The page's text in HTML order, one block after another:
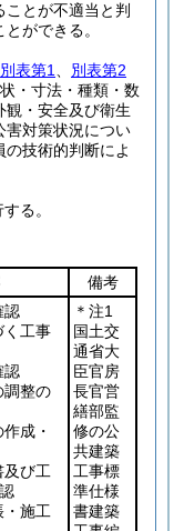
ことが不適当と判
ができる。
別表第1
別表第2
・寸法・種類・数
観・安全及び衛生
害対策状況につい
技術的判断によ
る。
備考
認
工事
認
整の
成・
び工
施工
＊注1
国土交
通省大
臣官房
長官営
繕部監
修の公
共建築
工事標
準仕様
書建築